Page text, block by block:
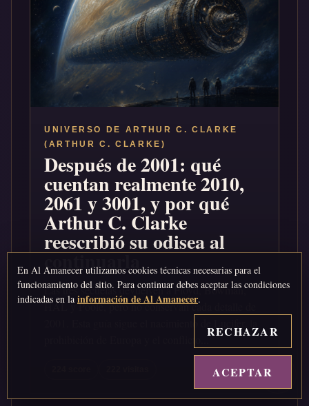
UNIVERSO DE ARTHUR C. CLARKE
(ARTHUR C. CLARKE)
Después de 2001: qué
cuentan realmente 2010,
2061 y 3001, y por qué
Arthur C. Clarke
reescribió su odisea al
continuarla
Las tres secuelas devuelven a Floyd, Bowman,
HAL y Poole, pero no conservan cada detalle de
prohibición de Europa y el conflicto...
En Al Amanecer utilizamos cookies técnicas necesarias para el
funcionamiento del sitio. Para continuar debes aceptar las condiciones
indicadas en la información de Al Amanecer.
RECHAZAR
ACEPTAR